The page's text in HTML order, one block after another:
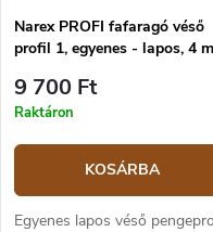
Narex PROFI fafaragó véső
profil 1, egyenes - lapos, 4
9 700 Ft
Raktáron
KOSÁRBA
Egyenes lapos véső